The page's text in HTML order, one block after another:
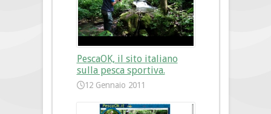
PescaOK, il sito italiano
sulla pesca sportiva.
12 Gennaio 2011